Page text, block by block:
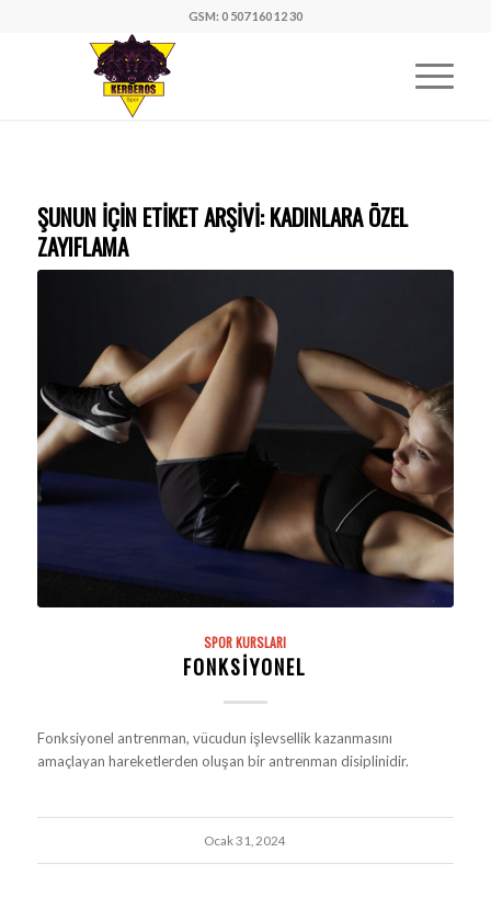
GSM: 0 507 160 12 30
ŞUNUN IÇIN ETIKET ARŞIVI:KADINLARA ÖZEL
ZAYIFLAMA
SPOR KURSLARI
FONKSIYONEL
Fonksiyonel antrenman, vücudun işlevsellik kazanmasını
amaçlayan hareketlerden oluşan bir antrenman disiplinidir.
Ocak 31, 2024